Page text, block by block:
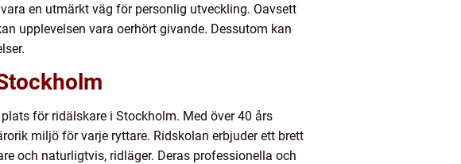
en utmärkt väg för personlig utveckling. Oavsett
upplevelsen vara oerhört givande. Dessutom kan
för ridälskare i Stockholm. Med över 40 års
miljö för varje ryttare. Ridskolan erbjuder ett brett
och naturligtvis, ridläger. Deras professionella och